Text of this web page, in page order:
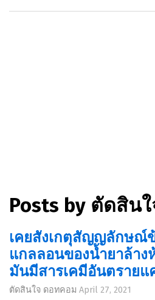
Posts by ตัดสิน
เคยสังเกตุสัญญลักษณ์
แกลลอนของน้ำยาล้าง
มันมีสารเคมีอันตรายแ
ตัดสินใจ ดอทคอม April 27, 2021